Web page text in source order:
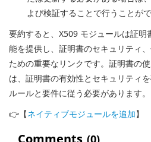
よび検証することで行うことがで
要約すると、X509 モジュールは証
能を提供し、証明書のセキュリティ
ための重要なリンクです。証明書の
は、証明書の有効性とセキュリティ
ルールと要件に従う必要があります。
👉【ネイティブモジュールを追加】